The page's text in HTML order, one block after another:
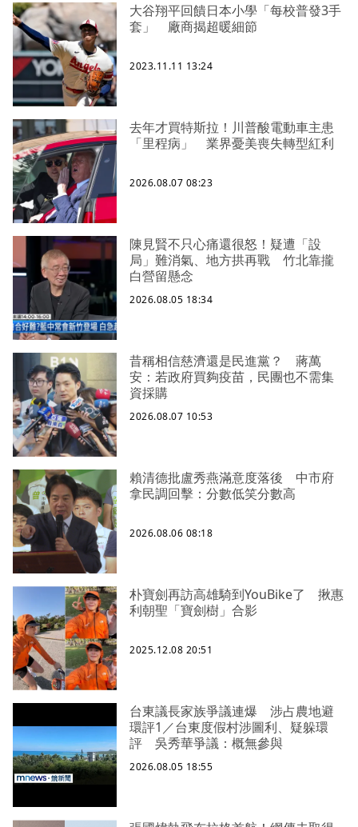
大谷翔平回饋日本小學「每校普發3手
套」 廠商揭超暖細節
2023.11.11 13:24
去年才買特斯拉！川普酸電動車主患
「里程病」 業界憂美喪失轉型紅利
2026.08.07 08:23
陳見賢不只心痛還很怒！疑遭「設
局」難消氣、地方拱再戰 竹北靠攏
白營留懸念
2026.08.05 18:34
昔稱相信慈濟還是民進黨？ 蔣萬
安：若政府買夠疫苗，民團也不需集
資採購
2026.08.07 10:53
賴清德批盧秀燕滿意度落後 中市府
拿民調回擊：分數低笑分數高
2026.08.06 08:18
朴寶劍再訪高雄騎到YouBike了 揪惠
利朝聖「寶劍樹」合影
2025.12.08 20:51
台東議長家族爭議連爆 涉占農地避
環評1／台東度假村涉圖利、疑躲環
評 吳秀華爭議：概無參與
2026.08.05 18:55